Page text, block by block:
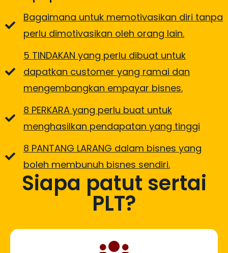
Bagaimana untuk memotivasikan diri tanpa
perlu dimotivasikan oleh orang lain.
5 TINDAKAN yang perlu dibuat untuk
dapatkan customer yang ramai dan
mengembangkan empayar bisnes.
8 PERKARA yang perlu buat untuk
menghasilkan pendapatan yang tinggi
8 PANTANG LARANG dalam bisnes yang
boleh membunuh bisnes sendiri.
Siapa patut sertai
PLT?